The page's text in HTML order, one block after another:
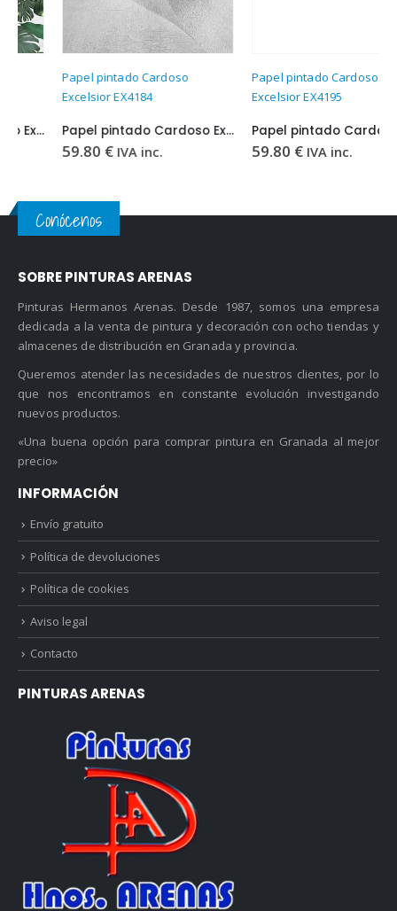
Papel pintado Cardoso
Excelsior EX4184
Papel pintado Cardoso Excelsior EX4184
€ IVA inc.
Papel pintado Cardoso
Excelsior EX4195
Papel pintado Cardoso Excelsior EX4195
€ IVA inc.
Conócenos
SOBRE PINTURAS ARENAS
Pinturas Hermanos Arenas. Desde 1987, somos una empresa
dedicada a la venta de pintura y decoración con ocho tiendas y
almacenes de distribución en Granada y provincia.
Queremos atender las necesidades de nuestros clientes, por lo
que nos encontramos en constante evolución investigando
nuevos productos.
«Una buena opción para comprar pintura en Granada al mejor
precio»
INFORMACIÓN
Envío gratuito
Política de devoluciones
Política de cookies
Aviso legal
Contacto
PINTURAS ARENAS